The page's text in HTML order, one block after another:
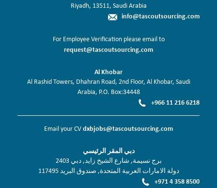
Riyadh, 13511, Saudi Arabia
info@tascoutsourcing.com
For Employee Verification please email to
request@tascoutsourcing.com
Al Khobar
Al Rashid Towers, Dhahran Road, 2nd Floor, Al Khobar, Saudi
Arabia, P.O. Box:34448
+966 11 216 6218
Email your CVdxbjobs@tascoutsourcing.com
دبي المقر الرئيسي
برج نسيمة, شارع الشيخ زايد, دبي 2403
دولة الامارات العربية المتحدة, صندوق البريد 117495
+971 4 358 8500